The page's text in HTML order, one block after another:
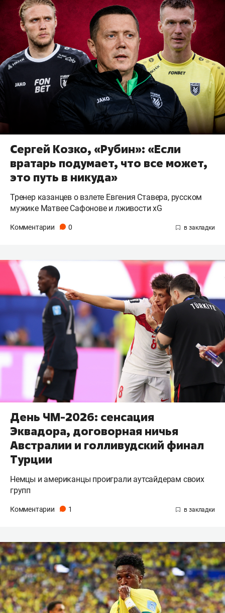
Сергей Козко, «Рубин»: «Если
вратарь подумает, что все может,
это путь в никуда»
Тренер казанцев о взлете Евгения Ставера, русском
мужике Матвее Сафонове и лживости xG
Комментарии 0
День ЧМ-2026: сенсация
Эквадора, договорная ничья
Австралии и голливудский финал
Турции
Немцы и американцы проиграли аутсайдерам своих
групп
Комментарии 1